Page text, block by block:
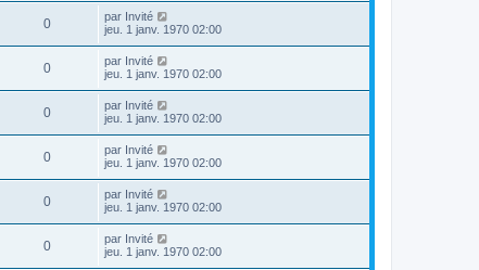
0 par Invité
jeu. 1 janv. 1970 02:00
0 par Invité
jeu. 1 janv. 1970 02:00
0 par Invité
jeu. 1 janv. 1970 02:00
0 par Invité
jeu. 1 janv. 1970 02:00
0 par Invité
jeu. 1 janv. 1970 02:00
0 par Invité
jeu. 1 janv. 1970 02:00